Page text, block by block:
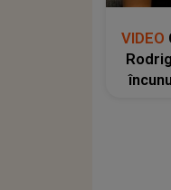
VIDEO